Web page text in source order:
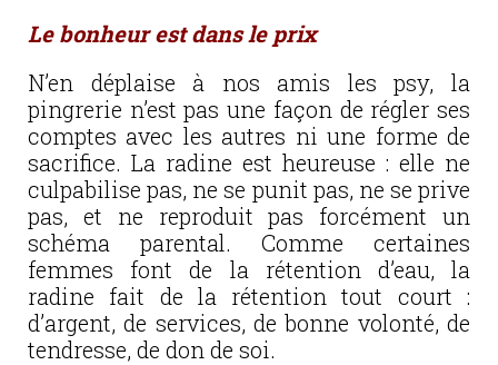
Le bonheur est dans le prix
N’en déplaise à nos amis les psy, la
pingrerie n’est pas une façon de régler ses
comptes avec les autres ni une forme de
sacrifice. La radine est heureuse : elle ne
culpabilise pas, ne se punit pas, ne se prive
pas, et ne reproduit pas forcément un
schéma parental. Comme certaines
femmes font de la rétention d’eau, la
radine fait de la rétention tout court :
d’argent, de services, de bonne volonté, de
tendresse, de don de soi.